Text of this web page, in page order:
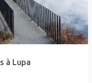
à Lupa